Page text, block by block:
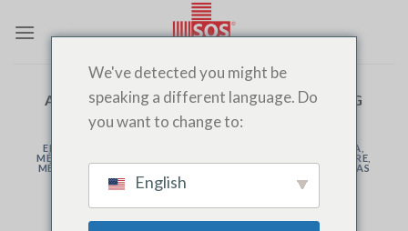
ARCHIVOS DE CATEGORÍA:PRISE DE SANG
ENFERMEDAD MÉDICO DE GUARDIA
MÉDICO DE NOCHE
ANÁLISIS DE SANGRE
MÉDICOS SOS EN FEZ,EMERGENCIAS,MÉDICOS DE URGENCIAS
Fiebre en caso de intoxicación
alimentaria: ¿qué hacer?
We've detected you might be
speaking a different language. Do
you want to change to:
English